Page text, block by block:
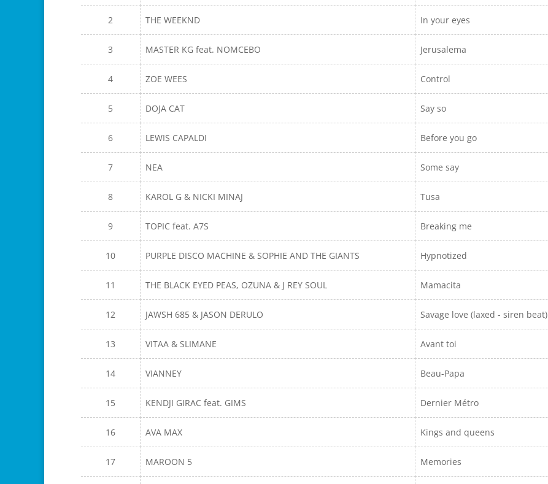
2 THE WEEKND In your eyes
3 MASTER KG feat. NOMCEBO Jerusalema
4 ZOE WEES Control
5 DOJA CAT Say so
6 LEWIS CAPALDI Before you go
7 NEA Some say
8 KAROL G & NICKI MINAJ Tusa
9 TOPIC feat. A7S Breaking me
10 PURPLE DISCO MACHINE & SOPHIE AND THE GIANTS Hypnotized
11 THE BLACK EYED PEAS, OZUNA & J REY SOUL Mamacita
12 JAWSH 685 & JASON DERULO Savage love (laxed - siren beat)
13 VITAA & SLIMANE Avant toi
14 VIANNEY Beau-Papa
15 KENDJI GIRAC feat. GIMS Dernier Métro
16 AVA MAX Kings and queens
17 MAROON 5 Memories